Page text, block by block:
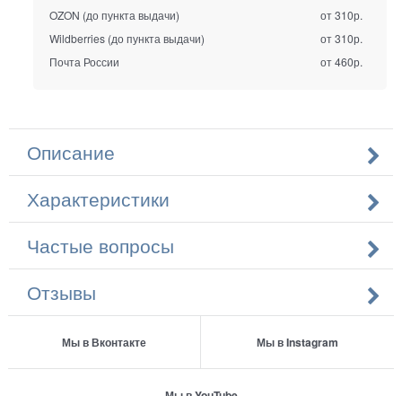
OZON (до пункта выдачи)
от 310р.
Wildberries (до пункта выдачи)
от 310р.
Почта России
от 460р.
Описание
Характеристики
Частые вопросы
Отзывы
Мы в Вконтакте Мы в Instagram